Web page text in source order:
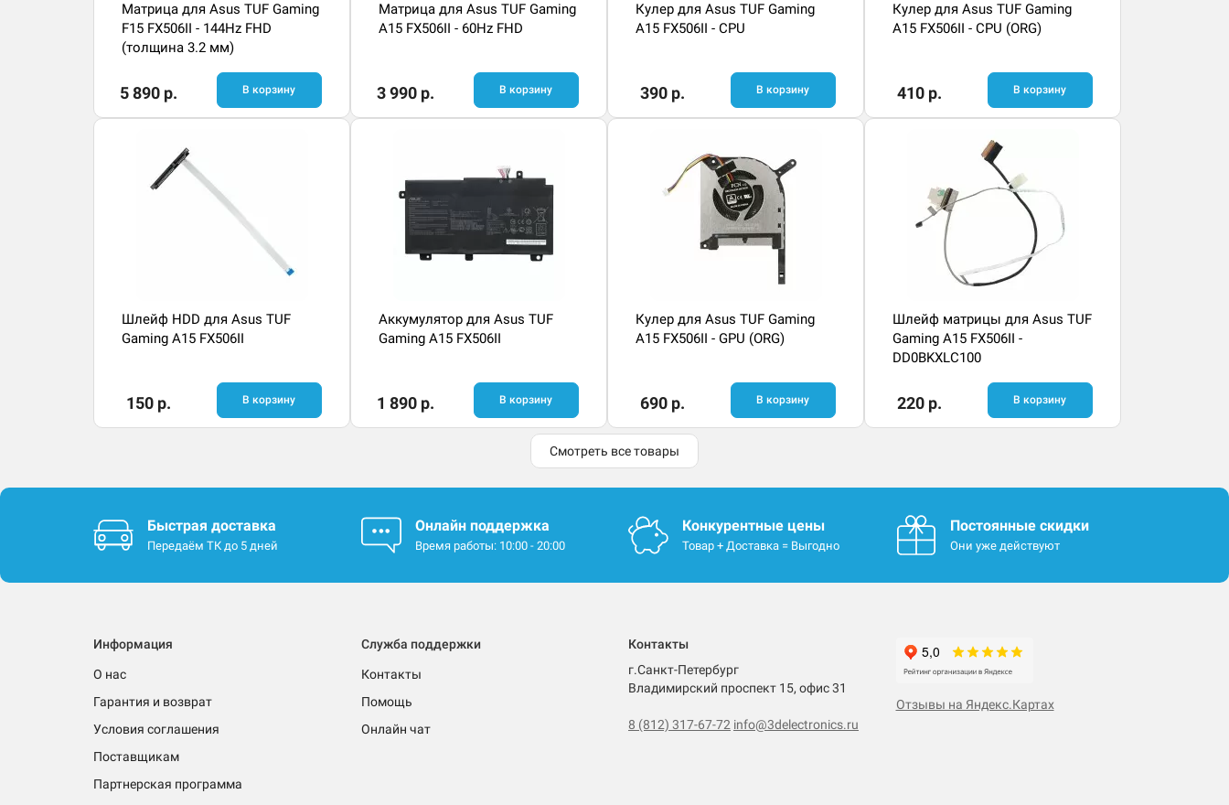
Матрица для Asus TUF Gaming
F15 FX506II - 144Hz FHD
(толщина 3.2 мм)
5 890 р. В корзину
Матрица для Asus TUF Gaming
A15 FX506II - 60Hz FHD
3 990 р. В корзину
Кулер для Asus TUF Gaming
A15 FX506II - CPU
390 р. В корзину
Кулер для Asus TUF Gaming
A15 FX506II - CPU (ORG)
410 р. В корзину
Шлейф HDD для Asus TUF
Gaming A15 FX506II
150 р. В корзину
Аккумулятор для Asus TUF
Gaming A15 FX506II
1 890 р. В корзину
Кулер для Asus TUF Gaming
A15 FX506II - GPU (ORG)
690 р. В корзину
Шлейф матрицы для Asus TUF
Gaming A15 FX506II -
DD0BKXLC100
220 р. В корзину
Смотреть все товары
Быстрая доставка
Передаём ТК до 5 дней
Онлайн поддержка
Время работы: 10:00 - 20:00
Конкурентные цены
Товар + Доставка = Выгодно
Постоянные скидки
Они уже действуют
Информация
О нас
Гарантия и возврат
Условия соглашения
Поставщикам
Партнерская программа
Служба поддержки
Контакты
Помощь
Онлайн чат
Контакты
г.Санкт-Петербург
Владимирский проспект 15, офис 31
8 (812) 317-67-72 info@3delectronics.ru
Отзывы на Яндекс.Картах